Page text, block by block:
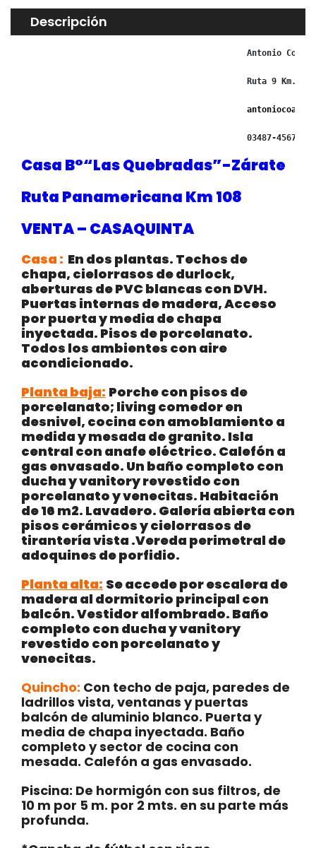
Descripción
Antonio
Ruta 9 Km.
03487-456713/
Casa B°“LasQuebradas”-Zárate
Ruta Panamericana Km 108
VENTA– CASAQUINTA
Casa : En dos plantas. Techos de
chapa, cielorrasos dedurlock,
aberturas de PVC blancas con DVH.
Puertas internas de madera, Acceso
por puerta y media de chapa
inyectada. Pisos deporcelanato.
Todos los ambientes con aire
acondicionado.
Planta baja: Porche con pisos de
porcelanato; living comedor en
desnivel, cocina con amoblamiento a
medida y mesada de granito. Isla
central con anafe eléctrico. Calefón a
gas envasado. Un baño completo con
ducha yvanitoryrevestido con
porcelanatoyvenecitas. Habitación
de 16 m2. Lavadero. Galería abierta con
pisos cerámicos y cielorrasos de
tiranteríavista .Vereda perimetral de
adoquines deporfidio.
Planta alta: Se accede por escalera de
madera al dormitorio principal con
balcón. Vestidor alfombrado. Baño
completo con ducha yvanitory
revestido con porcelanatoy
venecitas.
Quincho: Con techo de paja, paredes de
ladrillos vista, ventanas y puertas
balcón de aluminio blanco. Puerta y
media de chapa inyectada. Baño
completo y sector de cocina con
mesada. Calefón a gas envasado.
Piscina: De hormigón con sus filtros, de
10 m por 5 m. por 2 mts. en su parte más
profunda.